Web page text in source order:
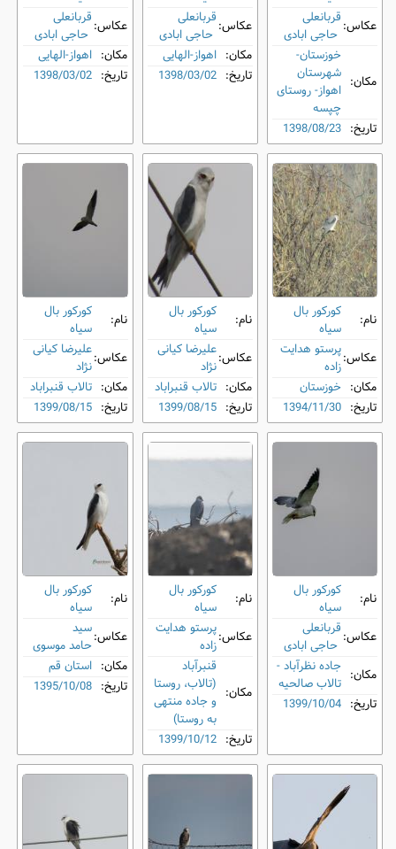
عکاس:قربانعلی
حاجی ابادی
مکان:
خوزستان-
شهرستان
اهواز- روستای
چپسه
تاریخ: 1398/08/23
عکاس:قربانعلی
حاجی ابادی
مکان: اهواز-الهایی
تاریخ: 1398/03/02
عکاس:قربانعلی
حاجی ابادی
مکان: اهواز-الهایی
تاریخ: 1398/03/02
نام:
کورکور بال
‌سیاه
عکاس:پرستو هدایت
زاده
مکان: خوزستان
تاریخ: 1394/11/30
نام:
کورکور بال
‌سیاه
عکاس:علیرضا کیانی
نژاد
مکان: تالاب قنبراباد
تاریخ: 1399/08/15
نام:
کورکور بال
‌سیاه
عکاس:علیرضا کیانی
نژاد
مکان: تالاب قنبراباد
تاریخ: 1399/08/15
نام:
کورکور بال
‌سیاه
عکاس:قربانعلی
حاجی ابادی
مکان: جاده نظرآباد -
تالاب صالحیه
تاریخ: 1399/10/04
نام:
کورکور بال
‌سیاه
عکاس:پرستو هدایت
زاده
مکان:
قنبرآباد
(تالاب، روستا
و جاده منتهی
به روستا)
تاریخ: 1399/10/12
نام:
کورکور بال
‌سیاه
عکاس:سید
حامد موسوی
مکان: استان قم
تاریخ: 1395/10/08